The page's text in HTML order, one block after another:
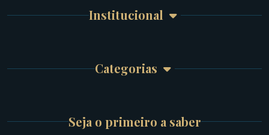
Institucional
Meus Pedidos
Carrinho de Compra
Atendimento
Categorias
Byzantinas
Bíblicas
Ouro
Ibéricas
Seja o primeiro a saber